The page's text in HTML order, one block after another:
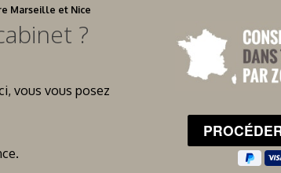
Marseille et Nice
?
vous vous posez